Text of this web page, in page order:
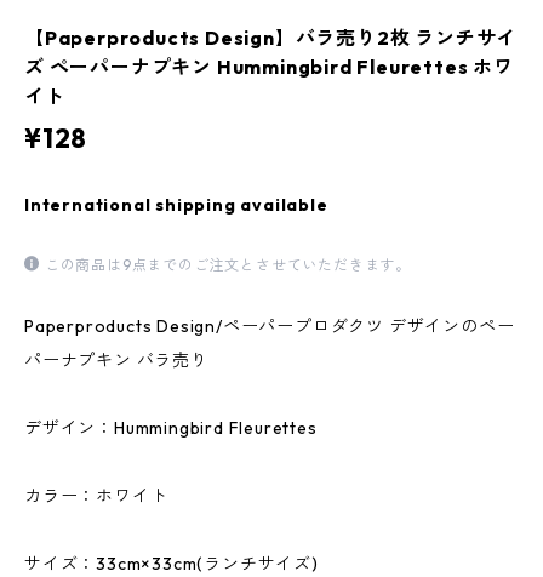
【Paperproducts Design】バラ売り2枚 ランチサイ
ズ ペーパーナプキン Hummingbird Fleurettes ホワ
イト
¥128
International shipping available
この商品は9点までのご注文とさせていただきます。
Paperproducts Design/ペーパープロダクツ デザインのペー
パーナプキン バラ売り
デザイン：Hummingbird Fleurettes
カラー：ホワイト
サイズ：33cm×33cm(ランチサイズ)